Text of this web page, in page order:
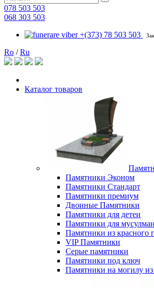
078 503 503
068 303 503
+(373) 78 503 503
Ro /Ru
Каталог товаров
Памятники Эконом
Памятники Стандарт
Памятники премиум
Двоиные Памятники
Памятники для детеи
Памятники для мусулман
Памятники из красного
VIP Памятники
Серые памятники
Памятники под ключ
Памятники на могилу